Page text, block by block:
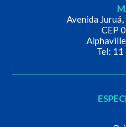
Avenida
CEP
Tel: